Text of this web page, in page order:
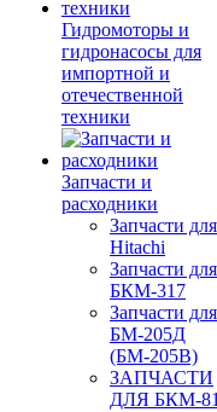
Гидромоторы и
гидронасосы для
импортной и
отечественной
техники
Запчасти и
расходники
Запчасти для
Hitachi
Запчасти для
БКМ-317
Запчасти для
БМ-205Д
(БМ-205В)
ЗАПЧАСТИ
ДЛЯ БКМ-